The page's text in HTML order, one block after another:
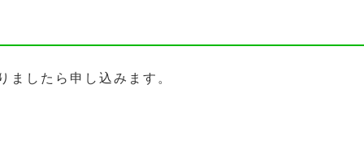
ましたら申し込みます。